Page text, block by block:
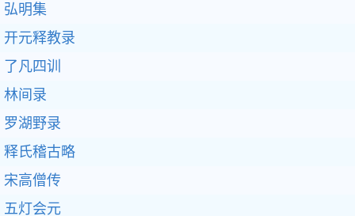
弘明集
开元释教录
了凡四训
林间录
罗湖野录
释氏稽古略
宋高僧传
五灯会元